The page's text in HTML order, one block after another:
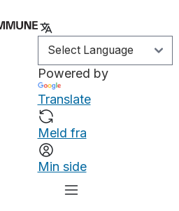
Powered by
Translate
Meld fra
Min side